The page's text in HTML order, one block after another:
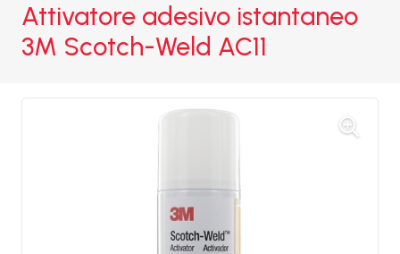
Attivatore adesivo istantaneo
3M Scotch-Weld AC11